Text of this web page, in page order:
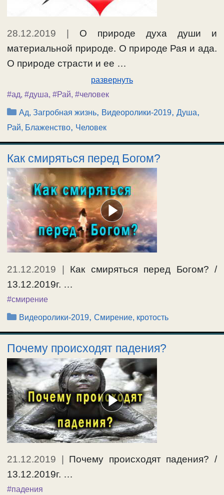
28.12.2019 | О природе духа души и
материальной природе. О природе Рая и ада.
О природе страсти и ее …
развернуть
#ад, #душа, #Рай, #человек
Рубрики
Ад, Загробная жизнь, Видеоролики-2019,Душа,
Рай, Блаженство, Человек
Как смиряться перед Богом?
21.12.2019
Как смиряться перед Богом? /
13.12.2019г. …
#смирение
Рубрики
Видеоролики-2019,Смирение, кротость
Почему происходят падения?
21.12.2019
Почему происходят падения? /
13.12.2019г. …
#падения